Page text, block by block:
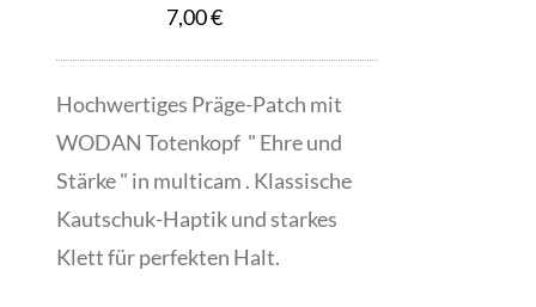
7,00€
Hochwertiges Präge-Patch mit
WODAN Totenkopf " Ehre und
Stärke " in multicam . Klassische
Kautschuk-Haptik und starkes
Klett für perfekten Halt.